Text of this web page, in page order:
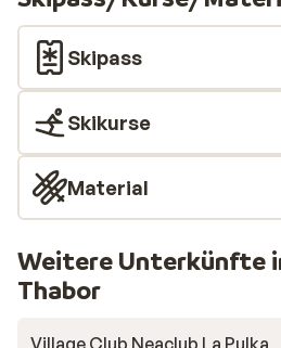
Skipass
Skikurse
Material
Weitere Unterkünfte
Thabor
Village Club Neaclub La Pulka